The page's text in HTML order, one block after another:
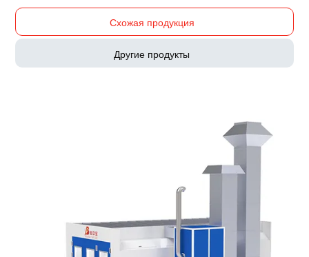
Схожая продукция
Другие продукты